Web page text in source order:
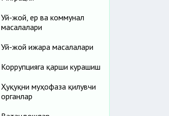
Уй-жой, ер ва коммунал
масалалари
Уй-жой ижара масалалари
Коррупцияга қарши курашиш
Ҳуқуқни муҳофаза қилувчи
органлар